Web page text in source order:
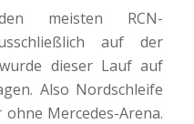
meisten RCN-
auf der
dieser Lauf auf
Also Nordschleife
Mercedes-Arena.